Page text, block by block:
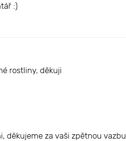
:)
rostliny, děkuji
děkujeme za vaši zpětnou vazbu.